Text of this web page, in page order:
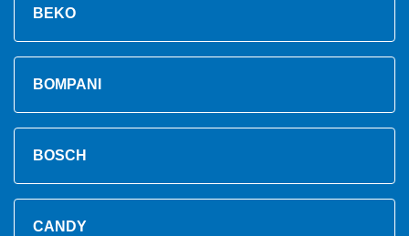
BEKO
BOMPANI
BOSCH
CANDY